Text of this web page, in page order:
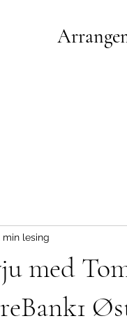
med
min lesing